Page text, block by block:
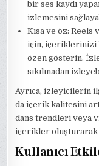
bir ses kaydı
izlemesini
Kısa ve öz: Reels
için, içeriklerinizi
özen gösterin.
sıkılmadan
Ayrıca, izleyicilerin
da içerik kalitesini
dans trendleri veya
içerikler oluşturarak
Kullanıcı